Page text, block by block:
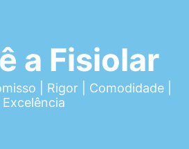
a Fisiolar
| Rigor | Comodidade |
Excelência